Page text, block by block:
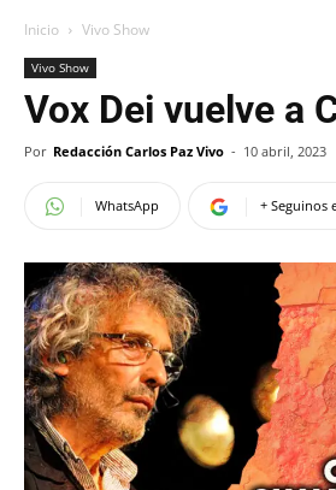
Inicio Vivo Show
Vivo Show
Vox Dei vuelve a
Por Redacción Carlos Paz Vivo - 10 abril, 2023
WhatsApp + Seguinos